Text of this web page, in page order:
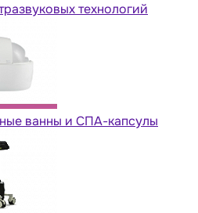
технологий
ванны и СПА-капсулы